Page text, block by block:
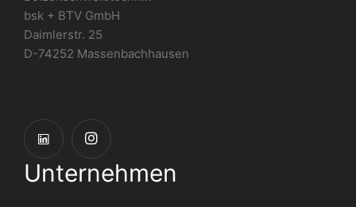
bsk + BTV GmbH
Daimlerstr. 25
D-74252 Massenbachhausen
Unternehmen